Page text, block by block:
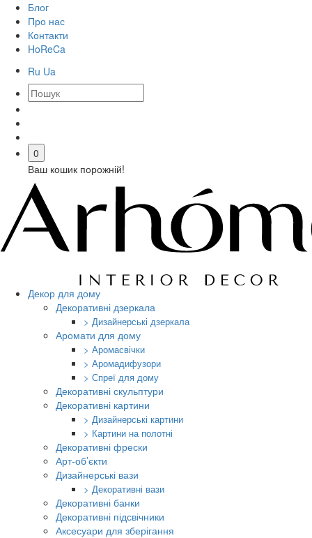
Блог
Про нас
Контакти
HoReCa
Ru Ua
0
Ваш кошик порожній!
Декор для дому
Декоративні дзеркала
> Дизайнерські дзеркала
Аромати для дому
> Аромасвічки
> Аромадифузори
> Спреї для дому
Декоративні скульптури
Декоративні картини
> Дизайнерські картини
> Картини на полотні
Декоративні фрески
Арт-об’єкти
Дизайнерські вази
> Декоративні вази
Декоративні банки
Декоративні підсвічники
Аксесуари для зберігання